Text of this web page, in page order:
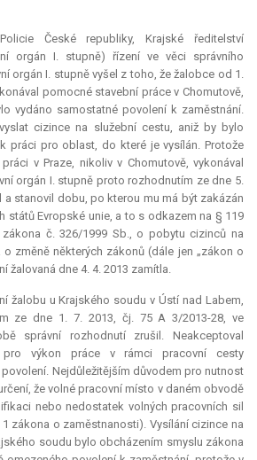
České republiky, Krajské ředitelství
orgán I. stupně) řízení ve věci správního
orgán I. stupně vyšel z toho, že žalobce od 1.
pomocné stavební práce v Chomutově,
vydáno samostatné povolení k zaměstnání.
cizince na služební cestu, aniž by bylo
práci pro oblast, do které je vysílán. Protože
v Praze, nikoliv v Chomutově, vykonával
orgán I. stupně proto rozhodnutím ze dne 5.
a stanovil dobu, po kterou mu má být zakázán
států Evropské unie, a to s odkazem na § 119
č. 326/1999 Sb., o pobytu cizinců na
změně některých zákonů (dále jen „zákon o
žalovaná dne 4. 4. 2013 zamítla.
žalobu u Krajského soudu v Ústí nad Labem,
ze dne 1. 7. 2013, čj. 75 A 3/2013-28, ve
správní rozhodnutí zrušil. Neakceptoval
pro výkon práce v rámci pracovní cesty
Nejdůležitějším důvodem pro nutnost
že volné pracovní místo v daném obvodě
nebo nedostatek volných pracovních sil
zákona o zaměstnanosti). Vysílání cizince na
soudu bylo obcházením smyslu zákona